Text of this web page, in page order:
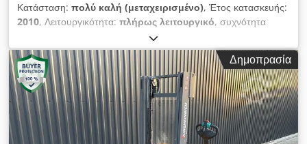
Κατάσταση: πολύ καλή (μεταχειρισμένο), Έτος κατασκευής:
2010, Λειτουργικότητα: πλήρως λειτουργικό, συχνότητα
, τάση εισόδου:400 V
KSR-25, Δεξιά – Αριστερά, Έτος κατασκευής 2010 Dedpfx
Ahov Eguye Ijwa Μηχάνημα κάθετης μπορντούρας για γυαλί,
h=2,50 m Στον πλήρως αυτόματο κύκλο, η συμπαγής μηχανή
λείανσης περιβάλλει τις άκρες των υαλοπινάκων και στις
τέσσερις πλευρές. Οι έλεγχοι κατά την παραγωγή είναι δυνατοί
κατόπιν ραντεβού. Σε πολύ καλή λειτουργική κατάσταση.
Διαθέσιμο: Μάρτιος / Απρίλιος 2025
Δημοπρασία